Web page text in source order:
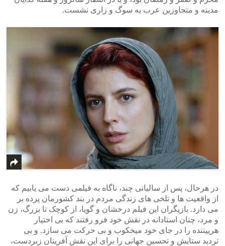
مدینه و متجاوزین عرب به سوگ و زاری نشست.
در هرحال، پس از سالیانی چند، ناگاه به فیلمی دست می یابیم که
از واقعیت ها و تلخی های زندگی مردم در بند کشورمان پرده بر
می دارد. بازیگران این فیلم درخشان و گویا، از کوچک تا بزرگ، زن
و مرد، چنان استادانه در نقش خود فرو رفتند که بی اختیار
هربیننده را در جای خود میخکوب و بی حرکت می سازد. و بی
تردید ستایش و تحسین جهانی را برای این نقش آفرینان زبردست،